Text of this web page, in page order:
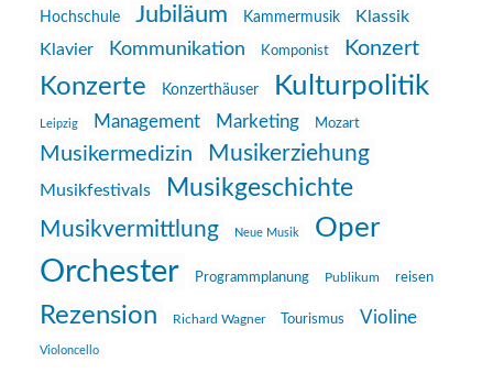
Hochschule Jubiläum Kammermusik
Klassik
Klavier
Kommunikation Komponist Konzert
Konzerte Konzerthäuser Kulturpolitik
Leipzig Management Marketing Mozart
Musikermedizin Musikerziehung
Musikfestivals Musikgeschichte
Musikvermittlung Neue Musik Oper
Orchester Programmplanung Publikum reisen
Rezension Richard Wagner Tourismus Violine
Violoncello